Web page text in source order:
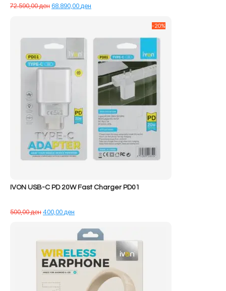
72.590,00денÇmimi
68.890,00ден
68.890,00 ден.
IVON USB-C PD 20W Fast Charger PD01
500,00денÇmimi
400,00ден
tanishëm
është:
-20%